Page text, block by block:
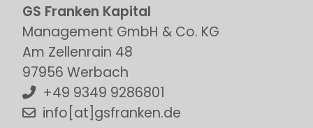
GS Franken Kapital
Management GmbH & Co. KG
Am Zellenrain 48
97956 Werbach
+49 9349 9286801
info[at]gsfranken.de